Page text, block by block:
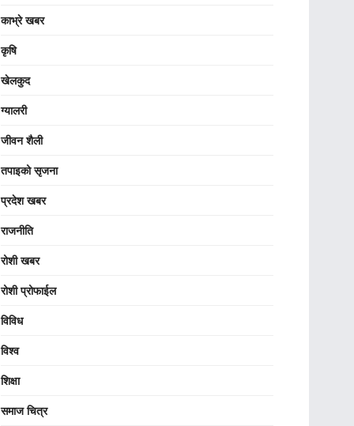
काभ्रे खबर
कृषि
खेलकुद
ग्यालरी
जीवन शैली
तपाइको सृजना
प्रदेश खबर
राजनीति
रोशी खबर
रोशी प्रोफाईल
विविध
विश्व
शिक्षा
समाज चित्र